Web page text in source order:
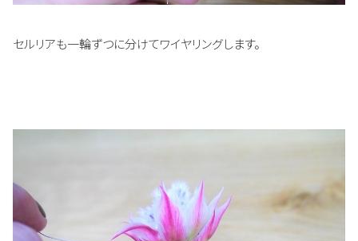
セルリアも一輪ずつに分けてワイヤリングします。